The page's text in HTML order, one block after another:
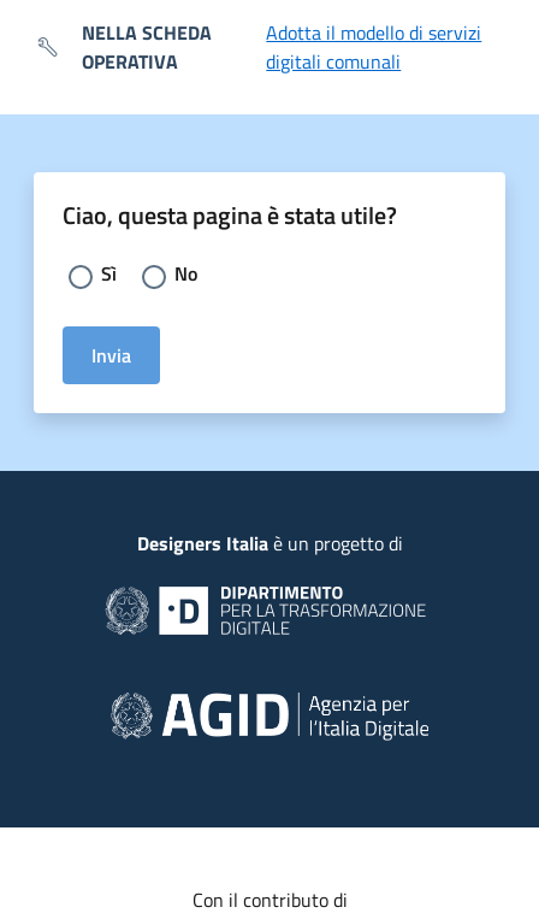
NELLA SCHEDA
OPERATIVA
Adotta il modello di servizi
digitali comunali
Ciao, questa pagina è stata utile?
Scegli la risposta:
Sì No
Invia
Designers Italiaè un progetto di
Con il contributo di